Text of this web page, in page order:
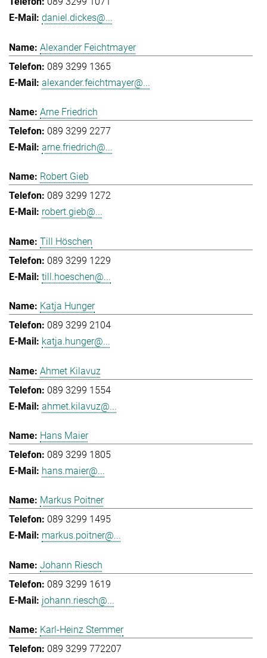
daniel.dickes@...
Alexander Feichtmayer
089 3299 1365
alexander.feichtmayer@...
Arne Friedrich
089 3299 2277
arne.friedrich@...
Robert Gieb
089 3299 1272
robert.gieb@...
Till Höschen
089 3299 1229
till.hoeschen@...
Katja Hunger
089 3299 2104
katja.hunger@...
Ahmet Kilavuz
089 3299 1554
ahmet.kilavuz@...
Hans Maier
089 3299 1805
hans.maier@...
Markus Poitner
089 3299 1495
markus.poitner@...
Johann Riesch
089 3299 1619
johann.riesch@...
Karl-Heinz Stemmer
089 3299 772207